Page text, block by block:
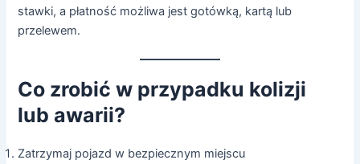
stawki, a płatność możliwa jest gotówką, kartą lub
przelewem.
Co zrobić w przypadku kolizji
lub awarii?
Zatrzymaj pojazd w bezpiecznym miejscu